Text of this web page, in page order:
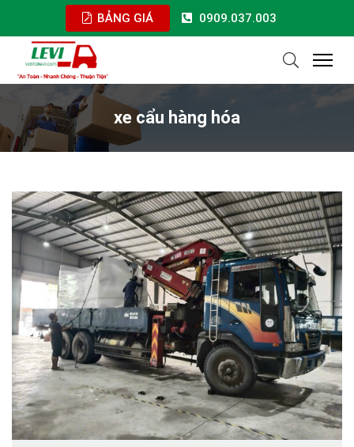
BẢNG GIÁ 0909.037.003
xe cẩu hàng hóa